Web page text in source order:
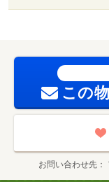
この
お問い合わせ先